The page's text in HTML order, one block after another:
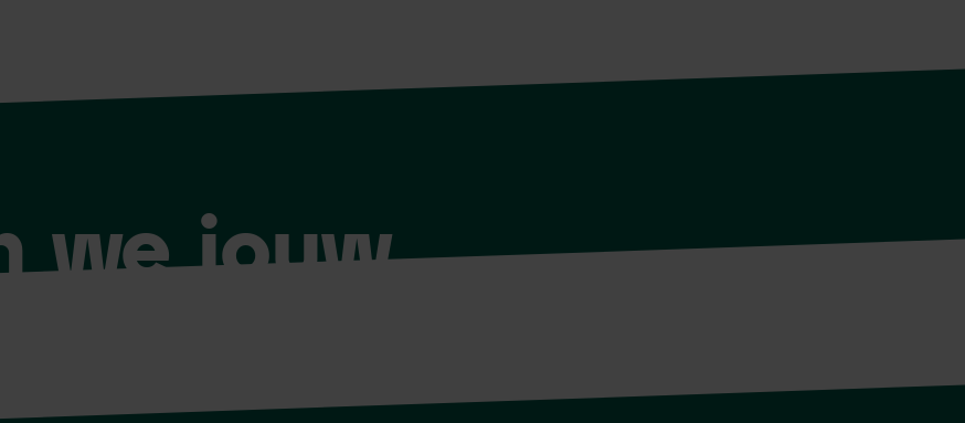
we jouw